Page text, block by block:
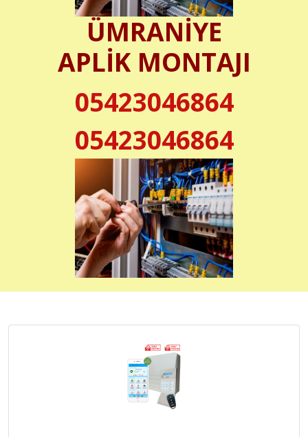
ÜMRANİYE
APLİK MONTAJI
05423046864
05423046864